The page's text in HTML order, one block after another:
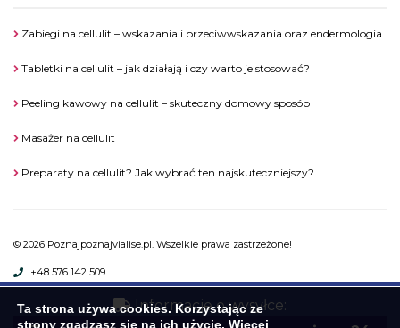
Zabiegi na cellulit – wskazania i przeciwwskazania oraz endermologia
Tabletki na cellulit – jak działają i czy warto je stosować?
Peeling kawowy na cellulit – skuteczny domowy sposób
Masażer na cellulit
Preparaty na cellulit? Jak wybrać ten najskuteczniejszy?
© 2026 Poznajpoznajvialise.pl. Wszelkie prawa zastrzeżone!
+48 576 142 509
Akceptujemy płatności: Informacje o wysyłce:
Ta strona używa cookies. Korzystając ze
strony zgadzasz się na ich użycie. Więcej